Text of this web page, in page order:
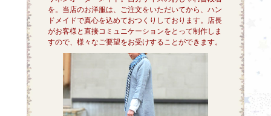
を。当店のお洋服は、ご注文をいただいてから、ハン
ドメイドで真心を込めておつくりしております。店長
がお客様と直接コミュニケーションをとって制作しま
すので、様々なご要望をお受けすることができます。